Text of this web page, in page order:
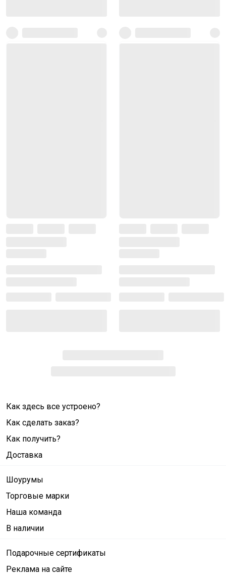
Как здесь все устроено?
Как сделать заказ?
Как получить?
Доставка
Шоурумы
Торговые марки
Наша команда
В наличии
Подарочные сертификаты
Реклама на сайте